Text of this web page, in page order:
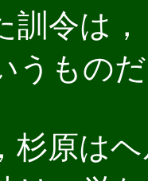
令は
うもの
原は